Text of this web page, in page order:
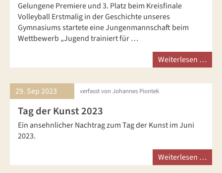
Gelungene Premiere und 3. Platz beim Kreisfinale
Volleyball Erstmalig in der Geschichte unseres
Gymnasiums startete eine Jungenmannschaft beim
Wettbewerb „Jugend trainiert für …
Weiterlesen …
29. Sep2023 verfasst von Johannes Piontek
Tag der Kunst 2023
Ein ansehnlicher Nachtrag zum Tag der Kunst im Juni
2023.
Weiterlesen …